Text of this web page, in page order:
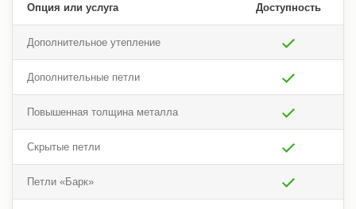
Опция или услуга Доступность
Дополнительное утепление
Дополнительные петли
Повышенная толщина металла
Скрытые петли
Петли «Барк»